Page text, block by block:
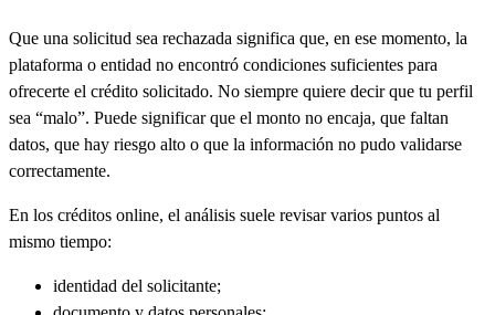
Que una solicitud sea rechazada significa que, en ese momento, la
plataforma o entidad no encontró condiciones suficientes para
ofrecerte el crédito solicitado. No siempre quiere decir que tu perfil
sea “malo”. Puede significar que el monto no encaja, que faltan
datos, que hay riesgo alto o que la información no pudo validarse
correctamente.
En los créditos online, el análisis suele revisar varios puntos al
mismo tiempo:
identidad del solicitante;